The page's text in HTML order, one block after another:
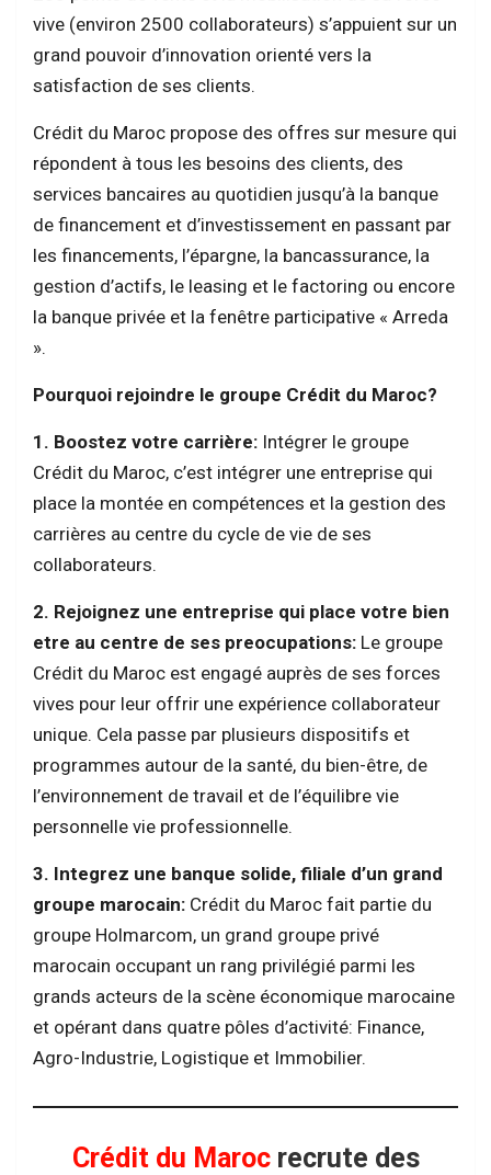
vive (environ 2500 collaborateurs) s’appuient sur un
grand pouvoir d’innovation orienté vers la
satisfaction de ses clients.
Crédit du Maroc propose des offres sur mesure qui
répondent à tous les besoins des clients, des
services bancaires au quotidien jusqu’à la banque
de financement et d’investissement en passant par
les financements, l’épargne, la bancassurance, la
gestion d’actifs, le leasing et le factoring ou encore
la banque privée et la fenêtre participative « Arreda
».
Pourquoi rejoindre le groupe Crédit du Maroc?
1. Boostez votre carrière: Intégrer le groupe
Crédit du Maroc, c’est intégrer une entreprise qui
place la montée en compétences et la gestion des
carrières au centre du cycle de vie de ses
collaborateurs.
2. Rejoignez une entreprise qui place votre bien
etre au centre de ses preocupations: Le groupe
Crédit du Maroc est engagé auprès de ses forces
vives pour leur offrir une expérience collaborateur
unique. Cela passe par plusieurs dispositifs et
programmes autour de la santé, du bien-être, de
l’environnement de travail et de l’équilibre vie
personnelle vie professionnelle.
3. Integrez une banque solide, filiale d’un grand
groupe marocain: Crédit du Maroc fait partie du
groupe Holmarcom, un grand groupe privé
marocain occupant un rang privilégié parmi les
grands acteurs de la scène économique marocaine
et opérant dans quatre pôles d’activité: Finance,
Agro-Industrie, Logistique et Immobilier.
Crédit du Marocrecrute des